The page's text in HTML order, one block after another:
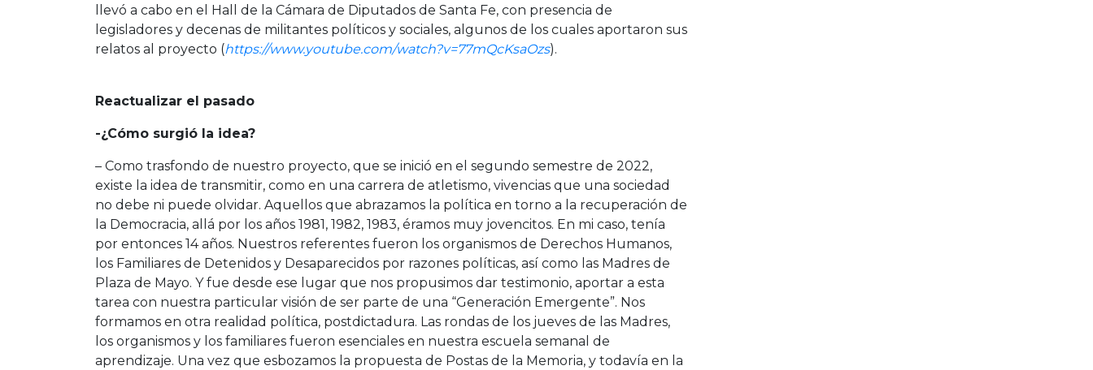
llevó a cabo en el Hall de la Cámara de Diputados de Santa Fe, con presencia de
legisladores y decenas de militantes políticos y sociales, algunos de los cuales aportaron sus
relatos al proyecto (https://www.youtube.com/watch?v=77mQcKsaOzs).
Reactualizar el pasado
-¿Cómo surgió la idea?
– Como trasfondo de nuestro proyecto, que se inició en el segundo semestre de 2022,
existe la idea de transmitir, como en una carrera de atletismo, vivencias que una sociedad
no debe ni puede olvidar. Aquellos que abrazamos la política en torno a la recuperación de
la Democracia, allá por los años 1981, 1982, 1983, éramos muy jovencitos. En mi caso, tenía
por entonces 14 años. Nuestros referentes fueron los organismos de Derechos Humanos,
los Familiares de Detenidos y Desaparecidos por razones políticas, así como las Madres de
Plaza de Mayo. Y fue desde ese lugar que nos propusimos dar testimonio, aportar a esta
tarea con nuestra particular visión de ser parte de una “Generación Emergente”. Nos
formamos en otra realidad política, postdictadura. Las rondas de los jueves de las Madres,
los organismos y los familiares fueron esenciales en nuestra escuela semanal de
aprendizaje. Una vez que esbozamos la propuesta de Postas de la Memoria, y todavía en la